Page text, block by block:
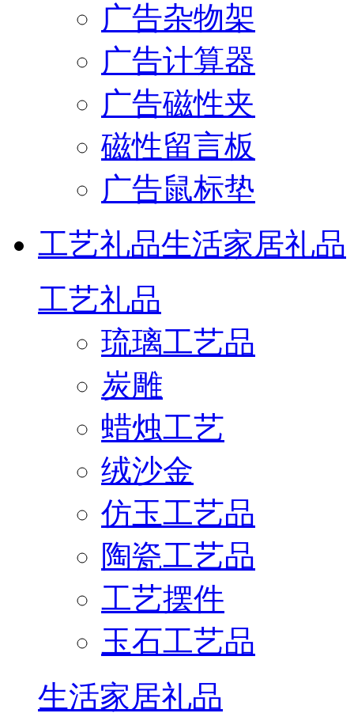
广告杂物架
广告计算器
广告磁性夹
磁性留言板
广告鼠标垫
工艺礼品生活家居礼品
工艺礼品
琉璃工艺品
炭雕
蜡烛工艺
绒沙金
仿玉工艺品
陶瓷工艺品
工艺摆件
玉石工艺品
生活家居礼品